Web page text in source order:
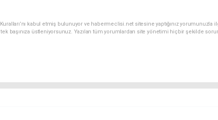
kabul etmiş bulunuyor ve habermeclisi.net sitesine yaptığınız yorumunuzla
başınıza üstleniyorsunuz. Yazılan tüm yorumlardan site yönetimi hiçbir şekilde